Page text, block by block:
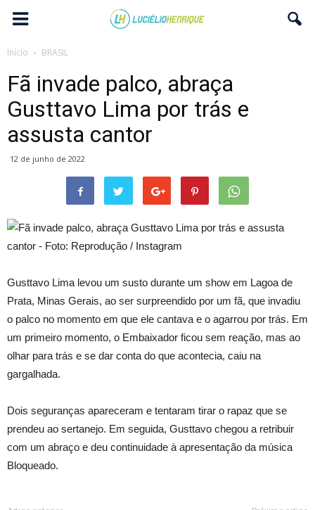
Início BRASIL
Fã invade palco, abraça
Gusttavo Lima por trás e
assusta cantor
12 de junho de 2022
Gusttavo Lima levou um susto durante um show em Lagoa de
Prata, Minas Gerais, ao ser surpreendido por um fã, que invadiu
o palco no momento em que ele cantava e o agarrou por trás. Em
um primeiro momento, o Embaixador ficou sem reação, mas ao
olhar para trás e se dar conta do que acontecia, caiu na
gargalhada.
Dois seguranças apareceram e tentaram tirar o rapaz que se
prendeu ao sertanejo. Em seguida, Gusttavo chegou a retribuir
com um abraço e deu continuidade à apresentação da música
Bloqueado.